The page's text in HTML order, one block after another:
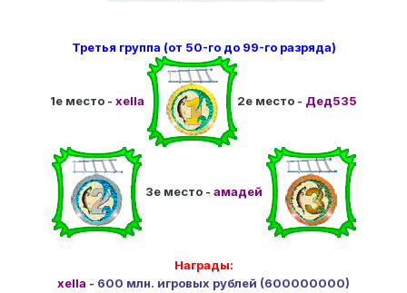
Третья группа (от 50-го до 99-го разряда)
1е место - xella 2е место - Дед535
3е место - амадей
Награды:
xella - 600 млн. игровых рублей (600000000)